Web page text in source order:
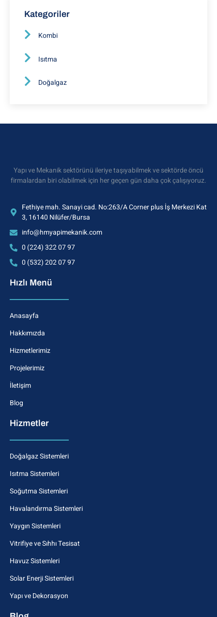
Kategoriler
Kombi
Isıtma
Doğalgaz
Yapı ve Mekanik sektörünü ileriye taşıyabilmek ve sektörde öncü
firmalardan biri olabilmek için her geçen gün daha çok çalışıyoruz.
Fethiye mah. Sanayi cad. No:263/A Corner plus İş Merkezi Kat
3, 16140 Nilüfer/Bursa
info@hmyapimekanik.com
0 (224) 322 07 97
0 (532) 202 07 97
Hızlı Menü
Anasayfa
Hakkımızda
Hizmetlerimiz
Projelerimiz
İletişim
Blog
Hizmetler
Doğalgaz Sistemleri
Isıtma Sistemleri
Soğutma Sistemleri
Havalandırma Sistemleri
Yaygın Sistemleri
Vitrifiye ve Sıhhı Tesisat
Havuz Sistemleri
Solar Enerji Sistemleri
Yapı ve Dekorasyon